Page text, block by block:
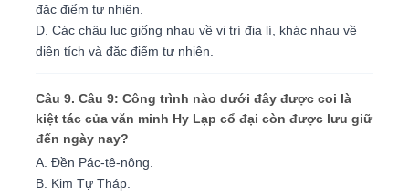
đặc điểm tự nhiên.
D. Các châu lục giống nhau về vị trí địa lí, khác nhau về
diện tích và đặc điểm tự nhiên.
Câu 9. Câu 9: Công trình nào dưới đây được coi là
kiệt tác của văn minh Hy Lạp cổ đại còn được lưu giữ
đến ngày nay?
A. Đền Pác-tê-nông.
B. Kim Tự Tháp.